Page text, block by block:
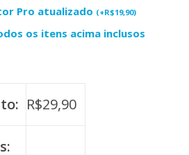
Pro atualizado (+R$19,90)
os itens acima inclusos
R$29,90